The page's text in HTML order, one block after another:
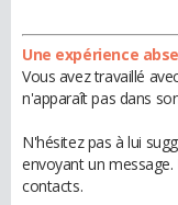
Une expérience
Vous avez travaillé
n'apparaît pas dans
N'hésitez pas à lui
envoyant un
contacts.